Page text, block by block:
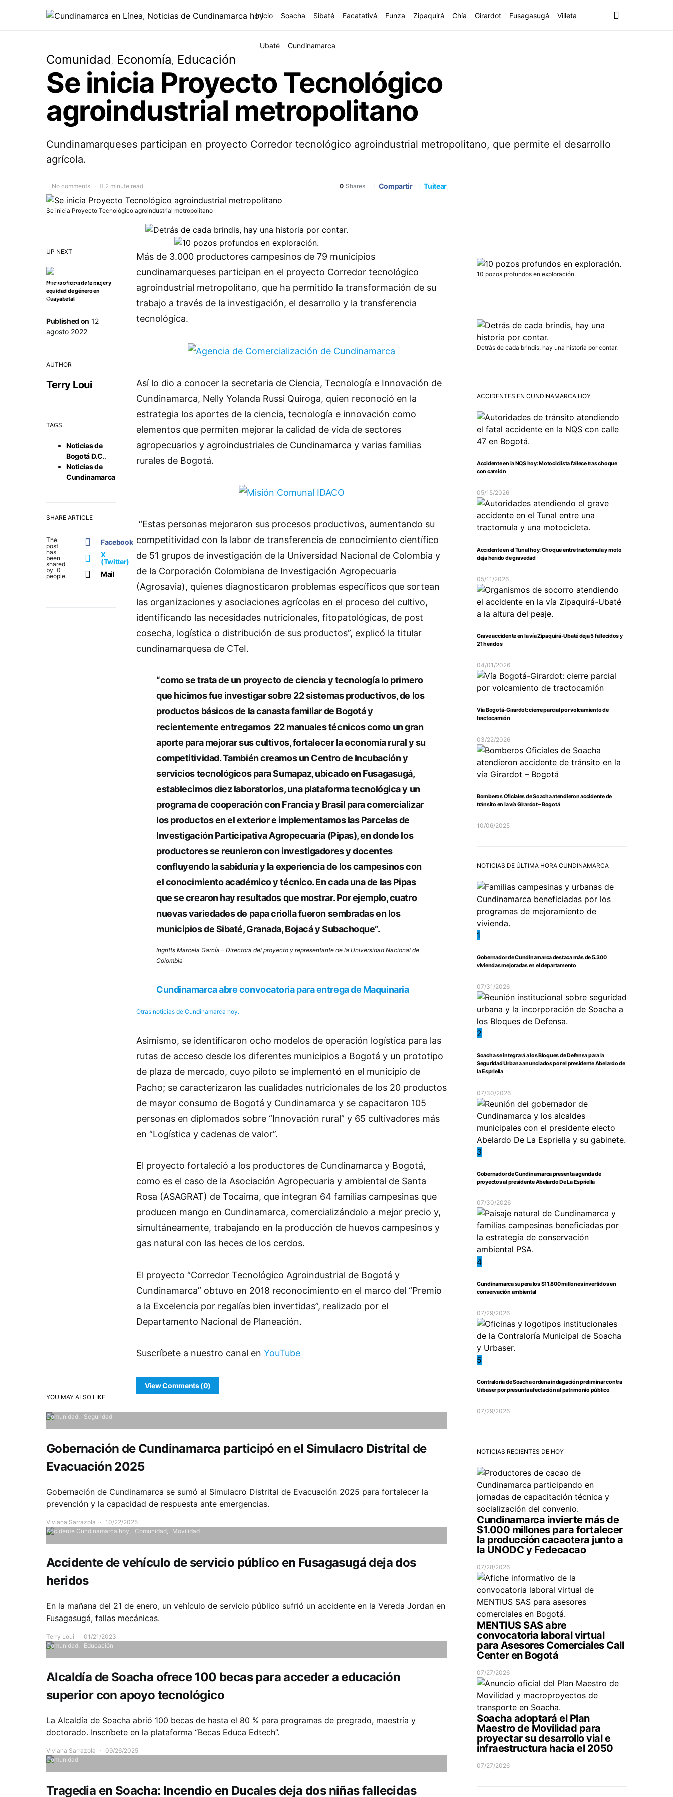
Inicio Soacha Sibaté Facatativá Funza Zipaquirá Chía Girardot Fusagasugá Villeta
Ubaté Cundinamarca
Comunidad Economía Educación
Se inicia Proyecto Tecnológico
agroindustrial metropolitano
Cundinamarqueses participan en proyecto Corredor tecnológico agroindustrial metropolitano, que permite el desarrollo
agrícola.
No comments 2 minute read 0 Shares Compartir Tuitear
Se inicia Proyecto Tecnológico agroindustrial metropolitano
UP NEXT
Nueva oficina de la mujer y
equidad de género en
Guayabetal
Published on 12
agosto 2022
AUTHOR
Terry Loui
TAGS
Noticias de
Bogotá D.C.,
Noticias de
Cundinamarca
SHARE ARTICLE
The
post
has
been
shared
by 0
people.
Facebook
X
(Twitter)
Mail
Más de 3.000 productores campesinos de 79 municipios
cundinamarqueses participan en el proyecto Corredor tecnológico
agroindustrial metropolitano, que ha permitido la transformación de su
trabajo a través de la investigación, el desarrollo y la transferencia
tecnológica.
Así lo dio a conocer la secretaria de Ciencia, Tecnología e Innovación de
Cundinamarca, Nelly Yolanda Russi Quiroga, quien reconoció en la
estrategia los aportes de la ciencia, tecnología e innovación como
elementos que permiten mejorar la calidad de vida de sectores
agropecuarios y agroindustriales de Cundinamarca y varias familias
rurales de Bogotá.
“Estas personas mejoraron sus procesos productivos, aumentando su
competitividad con la labor de transferencia de conocimiento científico
de 51 grupos de investigación de la Universidad Nacional de Colombia y
de la Corporación Colombiana de Investigación Agropecuaria
(Agrosavia), quienes diagnosticaron problemas específicos que sortean
las organizaciones y asociaciones agrícolas en el proceso del cultivo,
identificando las necesidades nutricionales, fitopatológicas, de post
cosecha, logística o distribución de sus productos”, explicó la titular
cundinamarquesa de CTeI.
“como se trata de un proyecto de ciencia y tecnología lo primero
que hicimos fue investigar sobre 22 sistemas productivos, de los
productos básicos de la canasta familiar de Bogotá y
recientemente entregamos 22 manuales técnicos como un gran
aporte para mejorar sus cultivos, fortalecer la economía rural y su
competitividad. También creamos un Centro de Incubación y
servicios tecnológicos para Sumapaz, ubicado en Fusagasugá,
establecimos diez laboratorios, una plataforma tecnológica y un
programa de cooperación con Francia y Brasil para comercializar
los productos en el exterior e implementamos las Parcelas de
Investigación Participativa Agropecuaria (Pipas), en donde los
productores se reunieron con investigadores y docentes
confluyendo la sabiduría y la experiencia de los campesinos con
el conocimiento académico y técnico. En cada una de las Pipas
que se crearon hay resultados que mostrar. Por ejemplo, cuatro
nuevas variedades de papa criolla fueron sembradas en los
municipios de Sibaté, Granada, Bojacá y Subachoque”.
Ingritts Marcela García – Directora del proyecto y representante de la Universidad Nacional de
Colombia
Cundinamarca abre convocatoria para entrega de Maquinaria
Otras noticias de Cundinamarca hoy.
Asimismo, se identificaron ocho modelos de operación logística para las
rutas de acceso desde los diferentes municipios a Bogotá y un prototipo
de plaza de mercado, cuyo piloto se implementó en el municipio de
Pacho; se caracterizaron las cualidades nutricionales de los 20 productos
de mayor consumo de Bogotá y Cundinamarca y se capacitaron 105
personas en diplomados sobre “Innovación rural” y 65 cultivadores más
en “Logística y cadenas de valor”.
El proyecto fortaleció a los productores de Cundinamarca y Bogotá,
como es el caso de la Asociación Agropecuaria y ambiental de Santa
Rosa (ASAGRAT) de Tocaima, que integran 64 familias campesinas que
producen mango en Cundinamarca, comercializándolo a mejor precio y,
simultáneamente, trabajando en la producción de huevos campesinos y
gas natural con las heces de los cerdos.
El proyecto “Corredor Tecnológico Agroindustrial de Bogotá y
Cundinamarca” obtuvo en 2018 reconocimiento en el marco del “Premio
a la Excelencia por regalías bien invertidas”, realizado por el
Departamento Nacional de Planeación.
Suscríbete a nuestro canal en YouTube
View Comments (0)
YOU MAY ALSO LIKE
Comunidad Seguridad
Gobernación de Cundinamarca participó en el Simulacro Distrital de
Evacuación 2025
Gobernación de Cundinamarca se sumó al Simulacro Distrital de Evacuación 2025 para fortalecer la
prevención y la capacidad de respuesta ante emergencias.
Viviana Sarrazola
10/22/2025
Accidente Cundinamarca hoy
Comunidad Movilidad
Accidente de vehículo de servicio público en Fusagasugá deja dos
heridos
En la mañana del 21 de enero, un vehículo de servicio público sufrió un accidente en la Vereda Jordan en
Fusagasugá, fallas mecánicas.
Terry Loui
01/21/2023
Comunidad
Educación
Alcaldía de Soacha ofrece 100 becas para acceder a educación
superior con apoyo tecnológico
La Alcaldía de Soacha abrió 100 becas de hasta el 80 % para programas de pregrado, maestría y
doctorado. Inscríbete en la plataforma “Becas Educa Edtech”.
Viviana Sarrazola
09/26/2025
Comunidad
Tragedia en Soacha: Incendio en Ducales deja dos niñas fallecidas
10 pozos profundos en exploración.
Detrás de cada brindis, hay una historia por contar.
ACCIDENTES EN CUNDINAMARCA HOY
Accidente en la NQS hoy: Motociclista fallece tras choque
con camión
05/15/2026
Accidente en el Tunal hoy: Choque entre tractomula y moto
deja herido de gravedad
05/11/2026
Grave accidente en la vía Zipaquirá-Ubaté deja 5 fallecidos y
21 heridos
04/01/2026
Vía Bogotá-Girardot: cierre parcial por volcamiento de
tractocamión
03/22/2026
Bomberos Oficiales de Soacha atendieron accidente de
tránsito en la vía Girardot – Bogotá
10/06/2025
NOTICIAS DE ÚLTIMA HORA CUNDINAMARCA
1
Gobernador de Cundinamarca destaca más de 5.300
viviendas mejoradas en el departamento
07/31/2026
2
Soacha se integrará a los Bloques de Defensa para la
Seguridad Urbana anunciados por el presidente Abelardo de
la Espriella
07/30/2026
3
Gobernador de Cundinamarca presenta agenda de
proyectos al presidente Abelardo De La Espriella
07/30/2026
4
Cundinamarca supera los $11.800 millones invertidos en
conservación ambiental
07/29/2026
5
Contraloría de Soacha ordena indagación preliminar contra
Urbaser por presunta afectación al patrimonio público
07/29/2026
NOTICIAS RECIENTES DE HOY
Cundinamarca invierte más de
$1.000 millones para fortalecer
la producción cacaotera junto a
la UNODC y Fedecacao
07/28/2026
MENTIUS SAS abre
convocatoria laboral virtual
para Asesores Comerciales Call
Center en Bogotá
07/27/2026
Soacha adoptará el Plan
Maestro de Movilidad para
proyectar su desarrollo vial e
infraestructura hacia el 2050
07/27/2026